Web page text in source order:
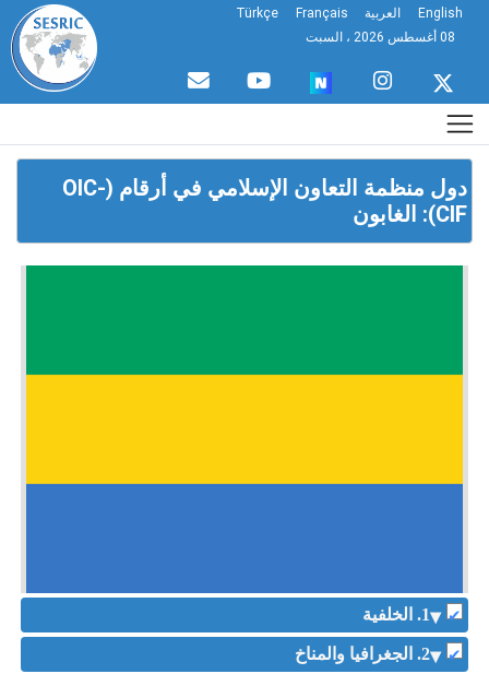
English العربية Français
Türkçe
دول منظمة التعاون الإسلامي في أرقام (OIC-
CIF): الغابون
1. الخلفية
2. الجغرافيا والمناخ